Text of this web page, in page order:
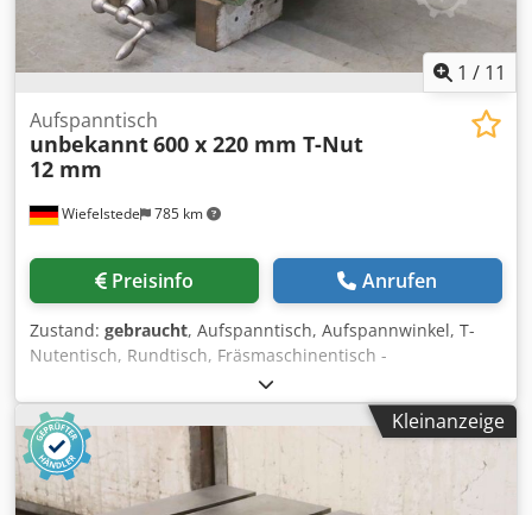
1 / 11
Wiefelstede 785 km
Aufspanntisch
unbekannt600 x 220 mm T-Nut
12 mm
Preisinfo Anrufen
Zustand: gebraucht, Aufspanntisch, Aufspannwinkel, T-
Nutentisch, Rundtisch, Fräsmaschinentisch -
Aufspanntisch: Fräsmaschinentisch -Tischfläche: 600 x 220
mm -Y-Achse: 130 mm verschiebbar, Handkurbel mit
Feineinstellung siehe Fotos -T Nuten: Nutenbreite 12 mm,
Nutenabstand 45 mm Dsdpoqddi Usfx Andjck -Abmessung
ges.: 690/490/H300 mm -Gewicht: 72 kg
Kleinanzeige